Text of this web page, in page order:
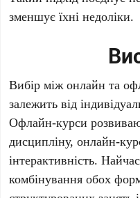
зменшує їхні недоліки.
Вибір між онлайн та
залежить від
Офлайн-курси
дисципліну, онлайн-
інтерактивність.
комбінування обох